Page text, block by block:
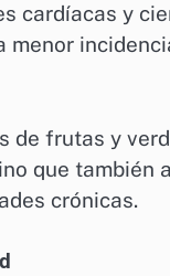
cardíacas y
menor
de frutas y
que también
crónicas.